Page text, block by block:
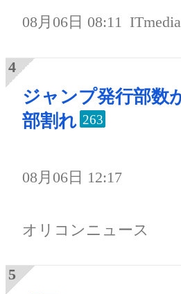
08月06日 08:11
ジャンプ発行部数
部割れ 263
08月06日 12:17
オリコンニュース